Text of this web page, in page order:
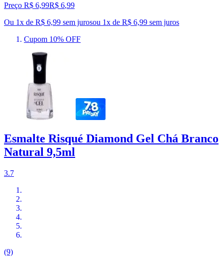
Preço R$ 6,99R$ 6,99
Ou 1x de R$ 6,99 sem jurosou 1x de R$ 6,99 sem juros
Cupom 10% OFF
Esmalte Risqué Diamond Gel Chá Branco
Natural 9,5ml
3.7
(9)